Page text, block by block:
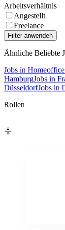
Arbeitsverhältnis
Angestellt
Freelance
Ähnliche Beliebte
Jobs in
HamburgJobs in
DüsseldorfJobs in
Rollen